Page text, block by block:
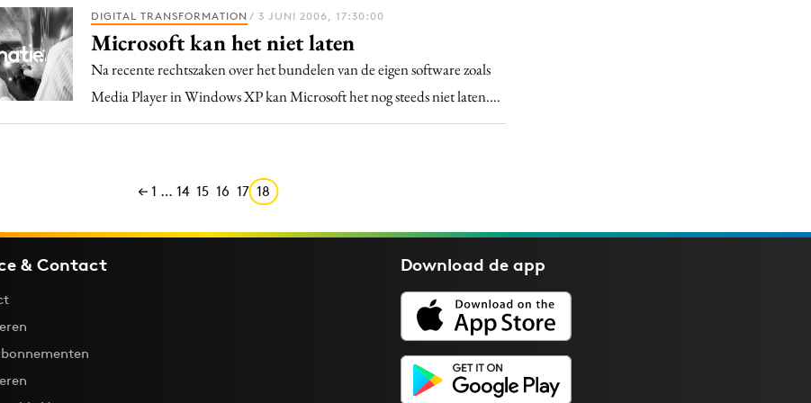
Purpose Marketing
Reputatie & crisis
DIGITAL TRANSFORMATION / 3 JUNI 2006, 17:30:00
Microsoft kan het niet laten
Na recente rechtszaken over het bundelen van de eigen software zoals
Media Player in Windows XP kan Microsoft het nog steeds niet laten.…
1 … 14 15 16 17 18
& Contact Download deapp